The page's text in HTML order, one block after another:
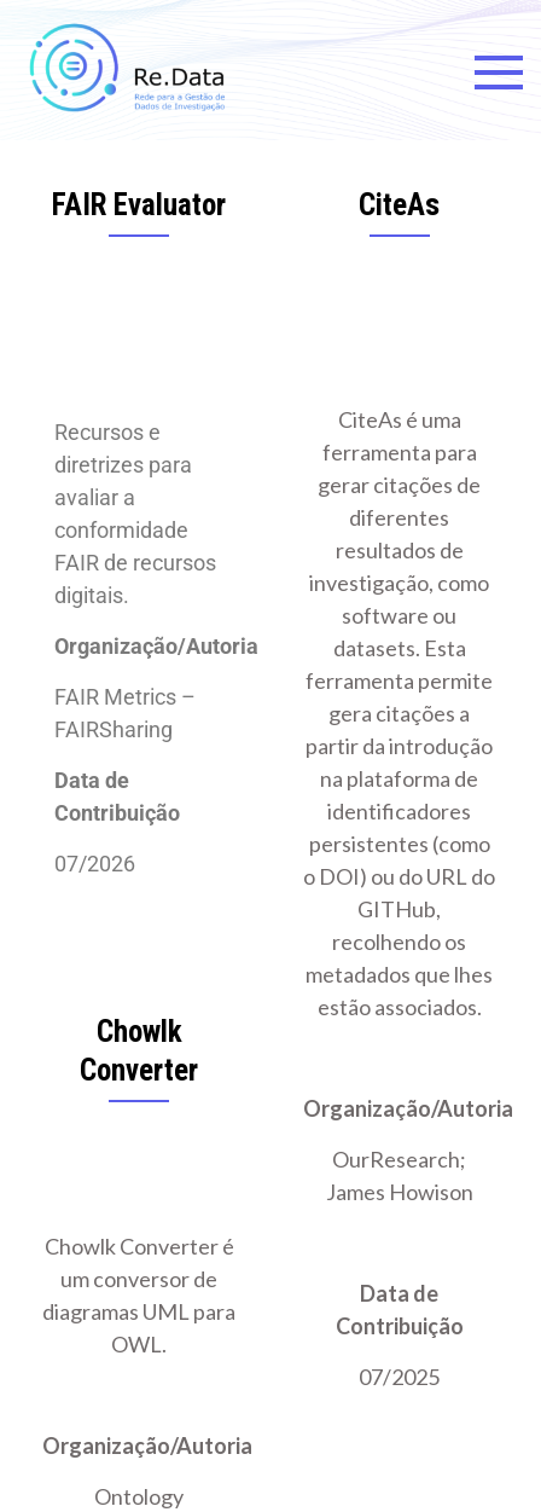
Rede para a Gestão de Dados
FAIR Evaluator
Recursos e
diretrizes para
avaliar a
conformidade
FAIR de recursos
digitais.
Organização/Autoria
FAIR Metrics –
FAIRSharing
Data de
Contribuição
07/2026
CiteAs
CiteAs é uma
ferramenta para
gerar citações de
diferentes
resultados de
investigação, como
software ou
datasets. Esta
ferramenta permite
gera citações a
partir da introdução
na plataforma de
identificadores
persistentes (como
o DOI) ou do URL do
GITHub,
recolhendo os
metadados que lhes
estão associados.
Organização/Autoria
OurResearch;
James Howison
Data de
Contribuição
07/2025
Chowlk
Converter
Chowlk Converter é
um conversor de
diagramas UML para
OWL.
Organização/Autoria
Ontology